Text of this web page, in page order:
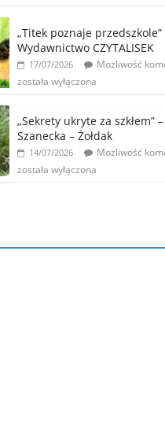
„Titek poznaje przedszkole”
Wydawnictwo CZYTALISEK
17/07/2026
Możliwość
została wyłączona
„Sekrety ukryte za szkłem”
Szanecka – Żołdak
14/07/2026
Możliwość
została wyłączona